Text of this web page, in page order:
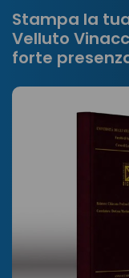
Stampa la
Velluto
forte